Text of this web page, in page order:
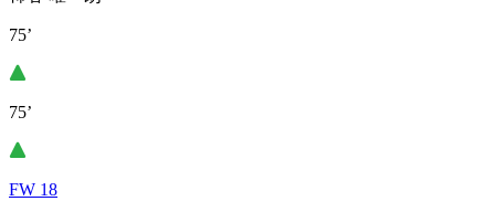
75’
75’
FW 18